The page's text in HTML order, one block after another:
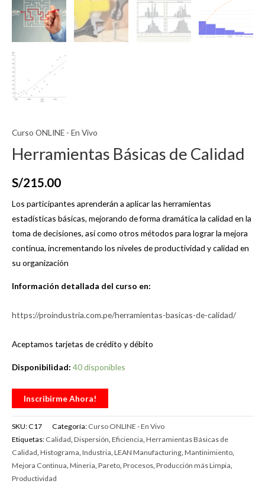
Curso ONLINE - En Vivo
Herramientas Básicas de Calidad
S/215.00
Los participantes aprenderán a aplicar las herramientas
estadísticas básicas, mejorando de forma dramática la calidad en la
toma de decisiones, así como otros métodos para lograr la mejora
continua, incrementando los niveles de productividad y calidad en
su organización
Información detallada del curso en:
https://proindustria.com.pe/herramientas-basicas-de-calidad/
Aceptamos tarjetas de crédito y débito
Disponibilidad: 40 disponibles
Inscribirme Ahora!
SKU:C17 Categoría: Curso ONLINE - En Vivo
Etiquetas: Calidad, Dispersión, Eficiencia, Herramientas Básicas de
Calidad, Histograma, Industria, LEAN Manufacturing, Mantinimiento,
Mejora Continua, Mineria, Pareto, Procesos, Producción más Limpia,
Productividad